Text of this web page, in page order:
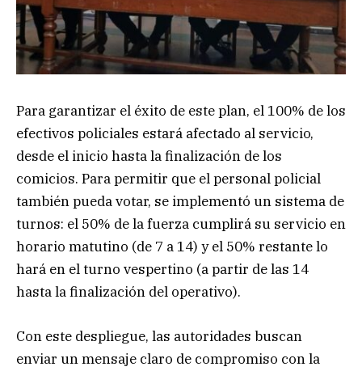
Para garantizar el éxito de este plan, el 100% de los
efectivos policiales estará afectado al servicio,
desde el inicio hasta la finalización de los
comicios. Para permitir que el personal policial
también pueda votar, se implementó un sistema de
turnos: el 50% de la fuerza cumplirá su servicio en
horario matutino (de 7 a 14) y el 50% restante lo
hará en el turno vespertino (a partir de las 14
hasta la finalización del operativo).
Con este despliegue, las autoridades buscan
enviar un mensaje claro de compromiso con la